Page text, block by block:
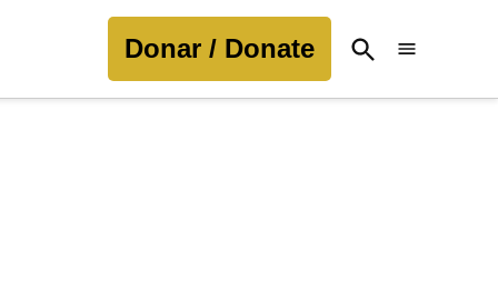
Donar / Donate
Open
Search